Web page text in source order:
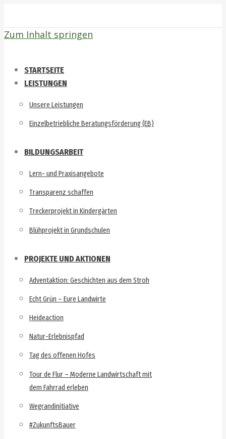
Zum Inhalt springen
STARTSEITE
LEISTUNGEN
Unsere Leistungen
Einzelbetriebliche Beratungsförderung (EB)
BILDUNGSARBEIT
Lern- und Praxisangebote
Transparenz schaffen
Treckerprojekt in Kindergärten
Blühprojekt in Grundschulen
PROJEKTE UND AKTIONEN
Adventaktion: Geschichten aus dem Stroh
Echt Grün – Eure Landwirte
Heideaction
Natur-Erlebnispfad
Tag des offenen Hofes
Tour de Flur – Moderne Landwirtschaft mit
dem Fahrrad erleben
Wegrandinitiative
#ZukunftsBauer